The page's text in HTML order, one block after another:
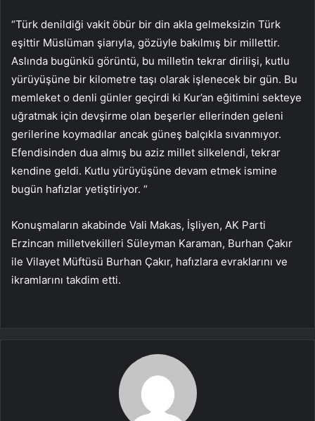
“Türk denildiği vakit öbür bir din akla gelmeksizin Türk
eşittir Müslüman şiarıyla, gözüyle bakılmış bir millettir.
Aslında bugünkü görüntü, bu milletin tekrar dirilişi, kutlu
yürüyüşüne bir kilometre taşı olarak işlenecek bir gün. Bu
memleket o denli günler geçirdi ki Kur’an eğitimini sekteye
uğratmak için devşirme olan beşerler ellerinden geleni
gerilerine koymadılar ancak güneş balçıkla sıvanmıyor.
Efendisinden dua almış bu aziz millet silkelendi, tekrar
kendine geldi. Kutlu yürüyüşüne devam etmek ismine
bugün hafızlar yetiştiriyor. “
Konuşmaların akabinde Vali Makas, İşliyen, AK Parti
Erzincan milletvekilleri Süleyman Karaman, Burhan Çakır
ile Vilayet Müftüsü Burhan Çakır, hafızlara evraklarını ve
ikramlarını takdim etti.